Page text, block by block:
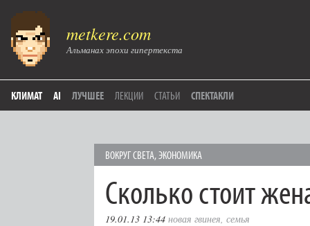
metkere.com
Альманах эпохи гипертекста
КЛИМАТ AI ЛУЧШЕЕ ЛЕКЦИИ СТАТЬИ СПЕКТАКЛИ
ВОКРУГ СВЕТА,ЭКОНОМИКА
Сколько стоит
19.01.13 13:44 новая гвинея, семья